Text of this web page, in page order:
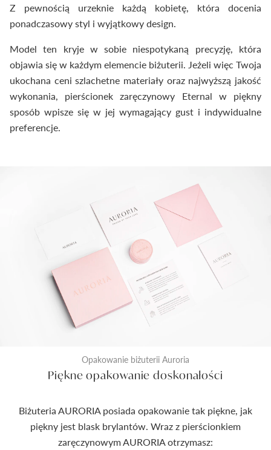
Z pewnością urzeknie każdą kobietę, która docenia
ponadczasowy styl i wyjątkowy design.
Model ten kryje w sobie niespotykaną precyzję, która
objawia się w każdym elemencie biżuterii. Jeżeli więc Twoja
ukochana ceni szlachetne materiały oraz najwyższą jakość
wykonania, pierścionek zaręczynowy Eternal w piękny
sposób wpisze się w jej wymagający gust i indywidualne
preferencje.
Opakowanie biżuterii Auroria
Piękne opakowanie doskonałości
Biżuteria AURORIA posiada opakowanie tak piękne, jak
piękny jest blask brylantów. Wraz z pierścionkiem
zaręczynowym AURORIA otrzymasz: